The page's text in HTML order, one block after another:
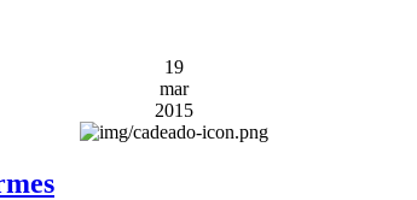
19
mar
2015